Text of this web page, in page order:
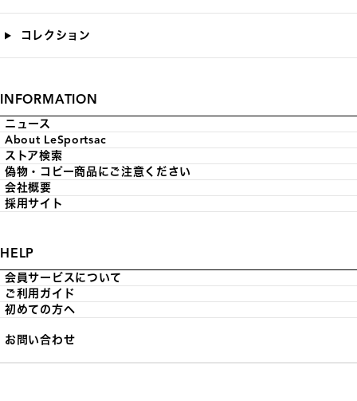
コレクション
INFORMATION
ニュース
About LeSportsac
ストア検索
偽物・コピー商品にご注意ください
会社概要
採用サイト
HELP
会員サービスについて
ご利用ガイド
初めての方へ
お問い合わせ